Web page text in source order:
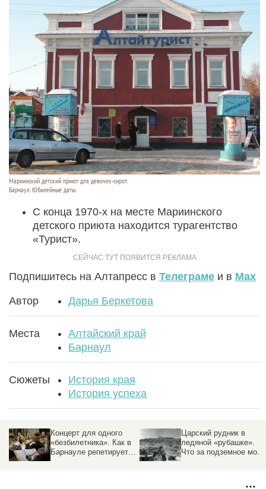
Мариинский детский приют для девочек-сирот.
Барнаул. Юбилейные даты.
С конца 1970-х на месте Мариинского
детского приюта находится турагентство
«Турист».
Подпишитесь на Алтапресс в Телеграме и в Max
Автор Дарья Беркетова
Места
Алтайский край
Барнаул
Сюжеты
История края
История успеха
Царский рудник в
ледяной «рубашке».
Что за подземное море
Гроза казнокрадов,
любимчик императора.
Чем прославился